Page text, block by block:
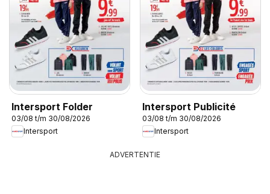
Intersport Folder
03/08 t/m 30/08/2026
Intersport
Intersport Publicité
03/08 t/m 30/08/2026
Intersport
ADVERTENTIE